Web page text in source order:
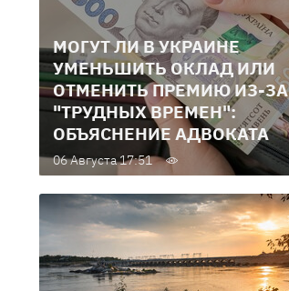
МОГУТ ЛИ В УКРАИНЕ
УМЕНЬШИТЬ ОКЛАД ИЛИ
ОТМЕНИТЬ ПРЕМИЮ ИЗ-ЗА
"ТРУДНЫХ ВРЕМЕН":
ОБЪЯСНЕНИЕ АДВОКАТА
06 Августа 17:51